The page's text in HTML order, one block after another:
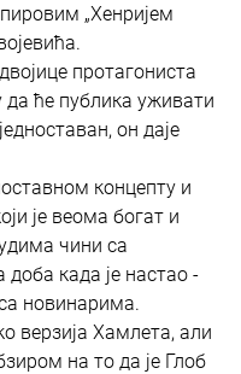
„Хенријем
протагониста
да ће публика уживати
он даје
концепту и
је веома богат и
чини са
доба када је настао -
новинарима.
верзија Хамлета, али
на то да је Глоб